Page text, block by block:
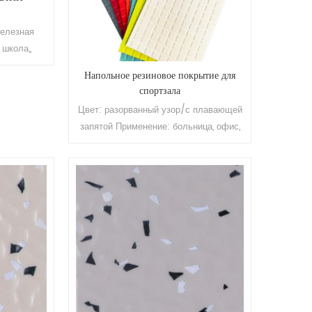
покрытие сопротивление истиранию:
класс Т срок службы: более 10 лет
Минимальный заказ: 200 кв.м.
10 лет
кв.м.
Напольное резиновое покрытие для
спортзала
Цвет: разорванный узор/с плавающей
запятой Применение: больница, офис,
Релле Толщина: 2,0 мм, 2,5 мм, 3,0 мм
Размер: 1,22 м (Ш) * 10 ~ 15 м (Д)
Поверхность: полиуретановое
покрытие Устойчивость к истиранию:
класс Т Срок использования: более 10
лет Минимальный заказ: 200 кв.м.